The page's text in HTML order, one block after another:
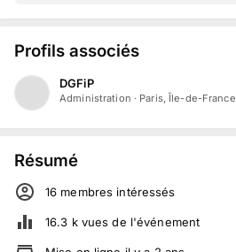
Profils associés
DGFiP
Administration · Paris, Île-de-France
Résumé
16 membres intéressés
16.3 kvues de l'événement